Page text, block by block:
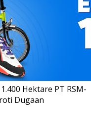
Hektare PT RSM-
Dugaan